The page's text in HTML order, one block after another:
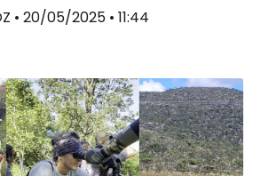
• 20/05/2025 • 11:44